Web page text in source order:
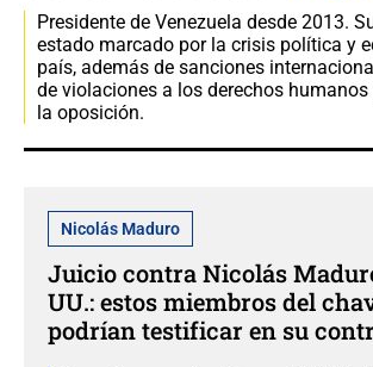
Presidente de Venezuela desde 2013.
estado marcado por la crisis política y
país, además de sanciones
de violaciones a los derechos
la oposición.
Nicolás Maduro
Juicio contra Nicolás
UU.: estos miembros del
podrían testificar en su